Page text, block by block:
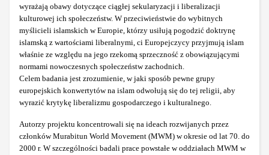
wyrażają obawy dotyczące ciągłej sekularyzacji i liberalizacji
kulturowej ich społeczeństw. W przeciwieństwie do wybitnych
myślicieli islamskich w Europie, którzy usiłują pogodzić doktrynę
islamską z wartościami liberalnymi, ci Europejczycy przyjmują islam
właśnie ze względu na jego rzekomą sprzeczność z obowiązującymi
normami nowoczesnych społeczeństw zachodnich.
Celem badania jest zrozumienie, w jaki sposób pewne grupy
europejskich konwertytów na islam odwołują się do tej religii, aby
wyrazić krytykę liberalizmu gospodarczego i kulturalnego.
Autorzy projektu koncentrowali się na ideach rozwijanych przez
członków Murabitun World Movement (MWM) w okresie od lat 70. do
2000 r. W szczególności badali prace powstałe w oddziałach MWM w